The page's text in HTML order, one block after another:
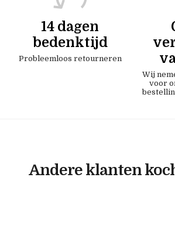
14 dagen
bedenktijd
Probleemloos retourneren
Wij
voor
Andere klanten